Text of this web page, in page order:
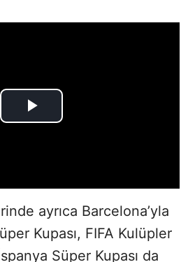
ayrıca Barcelona’yla
Kupası, FIFA Kulüpler
Süper Kupası da